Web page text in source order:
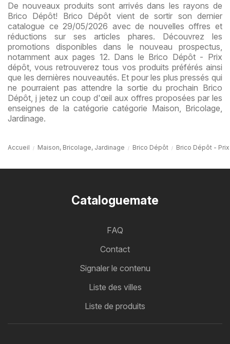
De nouveaux produits sont arrivés dans les rayons de
Brico Dépôt! Brico Dépôt vient de sortir son dernier
catalogue ce 29/05/2026 avec de nouvelles offres et
réductions sur ses articles phares. Découvrez les
promotions disponibles dans le nouveau prospectus,
notamment aux pages 12. Dans le Brico Dépôt - Prix
dépôt, vous retrouverez tous vos produits préférés ainsi
que les dernières nouveautés. Et pour les plus pressés qui
ne pourraient pas attendre la sortie du prochain Brico
Dépôt, j jetez un coup d'œil aux offres proposées par les
enseignes de la catégorie catégorie Maison, Bricolage,
Jardinage.
Accueil Maison, Bricolage, Jardinage Brico Dépôt Brico Dépôt -
Cataloguemate
FAQ
Contact
Signaler le contenu
Liste des villes
Liste de produits